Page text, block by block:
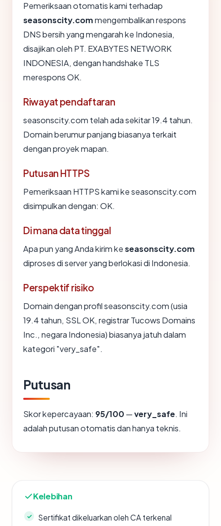
Pemeriksaan otomatis kami terhadap
seasonscity.commengembalikan respons
DNS bersih yang mengarah ke Indonesia,
disajikan oleh PT. EXABYTES NETWORK
INDONESIA, dengan handshake TLS
merespons OK.
Riwayat pendaftaran
seasonscity.com telah ada sekitar 19.4 tahun.
Domain berumur panjang biasanya terkait
dengan proyek mapan.
Putusan HTTPS
Pemeriksaan HTTPS kami ke seasonscity.com
disimpulkan dengan: OK.
Di mana data tinggal
Apa pun yang Anda kirim keseasonscity.com
diproses di server yang berlokasi di Indonesia.
Perspektif risiko
Domain dengan profil seasonscity.com (usia
19.4 tahun, SSL OK, registrar Tucows Domains
Inc., negara Indonesia) biasanya jatuh dalam
kategori "very_safe".
Putusan
Skor kepercayaan: 95/100 —very_safe. Ini
adalah putusan otomatis dan hanya teknis.
Kelebihan
Sertifikat dikeluarkan oleh CA terkenal